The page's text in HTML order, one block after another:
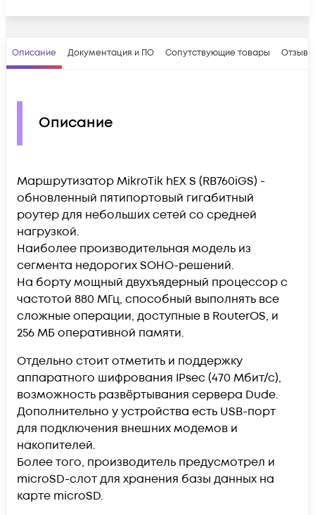
Описание Документация и ПО Сопутствующие товары Отзывы
Описание
Маршрутизатор MikroTik hEX S (RB760iGS) -
обновленный пятипортовый гигабитный
роутер для небольших сетей со средней
нагрузкой.
Наиболее производительная модель из
сегмента недорогих SOHO-решений.
На борту мощный двухъядерный процессор с
частотой 880 МГц, способный выполнять все
сложные операции, доступные в RouterOS, и
256 МБ оперативной памяти.
Отдельно стоит отметить и поддержку
аппаратного шифрования IPsec (470 Мбит/с),
возможность развёртывания сервера Dude.
Дополнительно у устройства есть USB-порт
для подключения внешних модемов и
накопителей.
Более того, производитель предусмотрел и
microSD-слот для хранения базы данных на
карте microSD.